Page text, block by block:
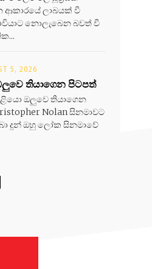
ලාබයක් වී
නොලැබෙන බවත් වී
5, 2026
තියාගෙන පිටපත්
ඔලුවෙ තියාගෙන
Nolan සිනමාවට
දුන් ඔහු ලෝක සිනමාවේ